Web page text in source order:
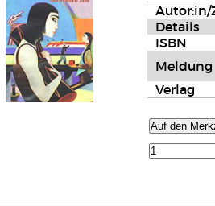
Autor:in/
Details
ISBN
Meldung
Verlag
Auf den